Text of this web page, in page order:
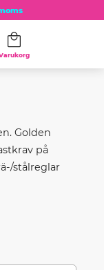
Favoriter
Kundvagn
Golden
på
stålreglar